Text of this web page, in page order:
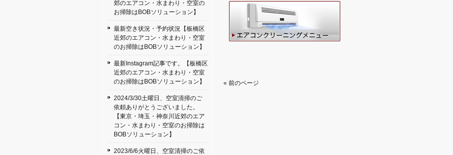
« 前のページ
郊のエアコン・水まわり・空室の
お掃除はBOBソリューション】
最新空き状況・予約状況【板橋区
近郊のエアコン・水まわり・空室
のお掃除はBOBソリューション】
最新Instagram記事です。【板橋区
近郊のエアコン・水まわり・空室
のお掃除はBOBソリューション】
2024/3/30土曜日、空室清掃のご
依頼ありがとうございました。
【東京・埼玉・神奈川近郊のエア
コン・水まわり・空室のお掃除は
BOBソリューション】
2023/6/6火曜日、空室清掃のご依